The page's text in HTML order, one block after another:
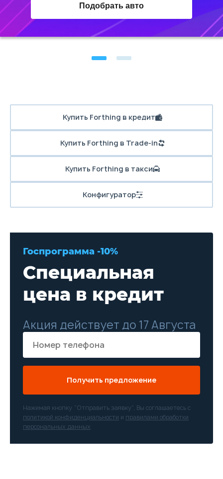
Подобрать авто
Купить Forthing в кредит
Купить Forthing в Trade-in
Купить Forthing в такси
Конфигуратор
Госпрограмма -10%
Специальная
цена в кредит
Акция действует до 17 Августа
Получить предложение
Нажимая кнопку “Отправить заявку”, Вы соглашаетесь с
политикой конфиденциальности и правилами обработки
персональных данных